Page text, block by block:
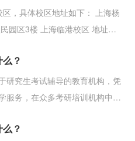
体校区地址如下： 上海杨
园区3楼 上海临港校区 地址：
？
研究生考试辅导的教育机构，凭
服务，在众多考研培训机构中脱
？